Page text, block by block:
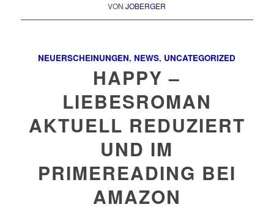
VONJOBERGER
NEUERSCHEINUNGEN, NEWS, UNCATEGORIZED
HAPPY –
LIEBESROMAN
AKTUELL REDUZIERT
UND IM
PRIMEREADING BEI
AMAZON